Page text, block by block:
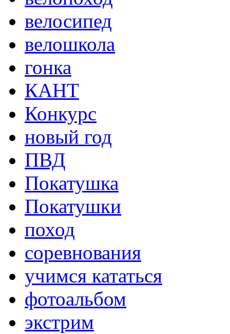
велосипед
велошкола
гонка
КАНТ
Конкурс
новый год
ПВД
Покатушка
Покатушки
поход
соревнования
учимся кататься
фотоальбом
экстрим